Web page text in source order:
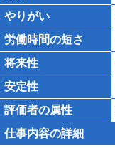
やりがい
労働時間の短さ
将来性
安定性
評価者の属性
仕事内容の詳細